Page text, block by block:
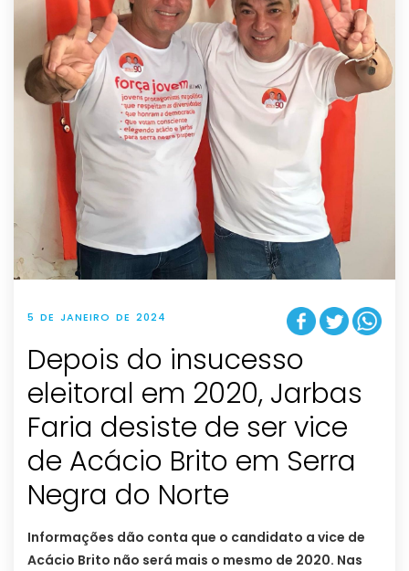
5 DE JANEIRO DE 2024
Depois do insucesso
eleitoral em 2020, Jarbas
Faria desiste de ser vice
de Acácio Brito em Serra
Negra do Norte
Informações dão conta que o candidato a vice de
Acácio Brito não será mais o mesmo de 2020. Nas